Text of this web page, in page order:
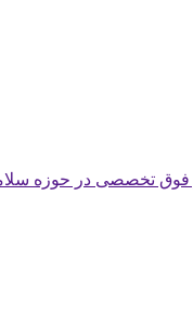
تخصصی در حوزه